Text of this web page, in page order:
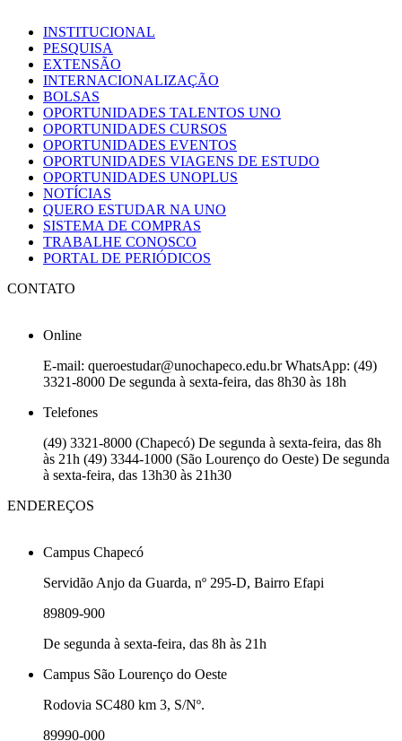
INSTITUCIONAL
PESQUISA
EXTENSÃO
INTERNACIONALIZAÇÃO
BOLSAS
OPORTUNIDADES TALENTOS UNO
OPORTUNIDADES CURSOS
OPORTUNIDADES EVENTOS
OPORTUNIDADES VIAGENS DE ESTUDO
OPORTUNIDADES UNOPLUS
NOTÍCIAS
QUERO ESTUDAR NA UNO
SISTEMA DE COMPRAS
TRABALHE CONOSCO
PORTAL DE PERIÓDICOS
CONTATO
Online
E-mail: queroestudar@unochapeco.edu.br WhatsApp: (49)
3321-8000 De segunda à sexta-feira, das 8h30 às 18h
Telefones
(49) 3321-8000 (Chapecó) De segunda à sexta-feira, das 8h
às 21h (49) 3344-1000 (São Lourenço do Oeste) De segunda
à sexta-feira, das 13h30 às 21h30
ENDEREÇOS
Campus Chapecó
Servidão Anjo da Guarda, nº 295-D, Bairro Efapi
89809-900
De segunda à sexta-feira, das 8h às 21h
Campus São Lourenço do Oeste
Rodovia SC480 km 3, S/Nº.
89990-000